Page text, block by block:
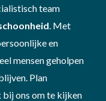
team
. Met
en
mensen geholpen
Plan
bij ons om te kijken